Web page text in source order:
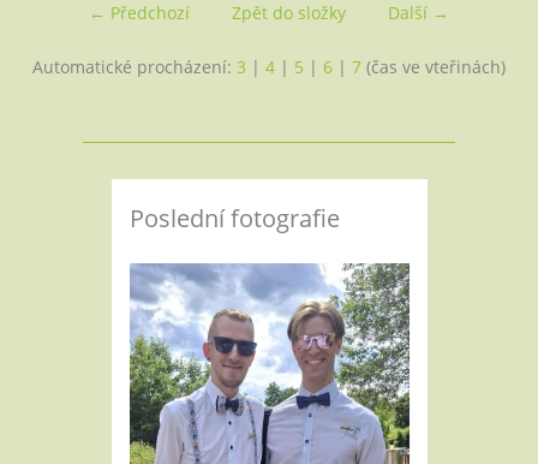
← Předchozí Další →
Zpět do složky
Automatické procházení: 3 | 4 | 5 | 6 | 7 (čas ve vteřinách)
Poslední fotografie